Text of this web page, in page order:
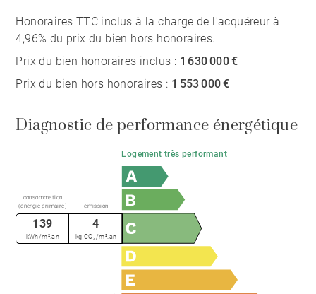
Honoraires TTC inclus à la charge de l'acquéreur à
4,96% du prix du bien hors honoraires.
Prix du bien honoraires inclus : 1 630 000 €
Prix du bien hors honoraires : 1 553 000 €
Diagnostic de performance énergétique
Logement très performant
consommation
(énergie primaire)
émission
139
kWh/m².an
4
kg CO₂/m².an